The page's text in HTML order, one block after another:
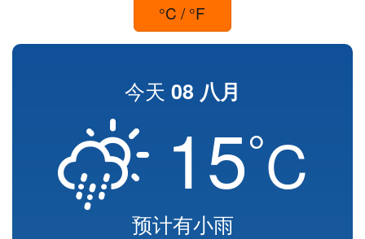
°C / °F
今天 08 八月
15°C
预计有小雨